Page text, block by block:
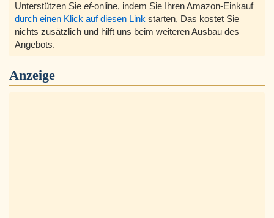
Unterstützen Sie ef-online, indem Sie Ihren Amazon-Einkauf
durch einen Klick auf diesen Link starten, Das kostet Sie
nichts zusätzlich und hilft uns beim weiteren Ausbau des
Angebots.
Anzeige